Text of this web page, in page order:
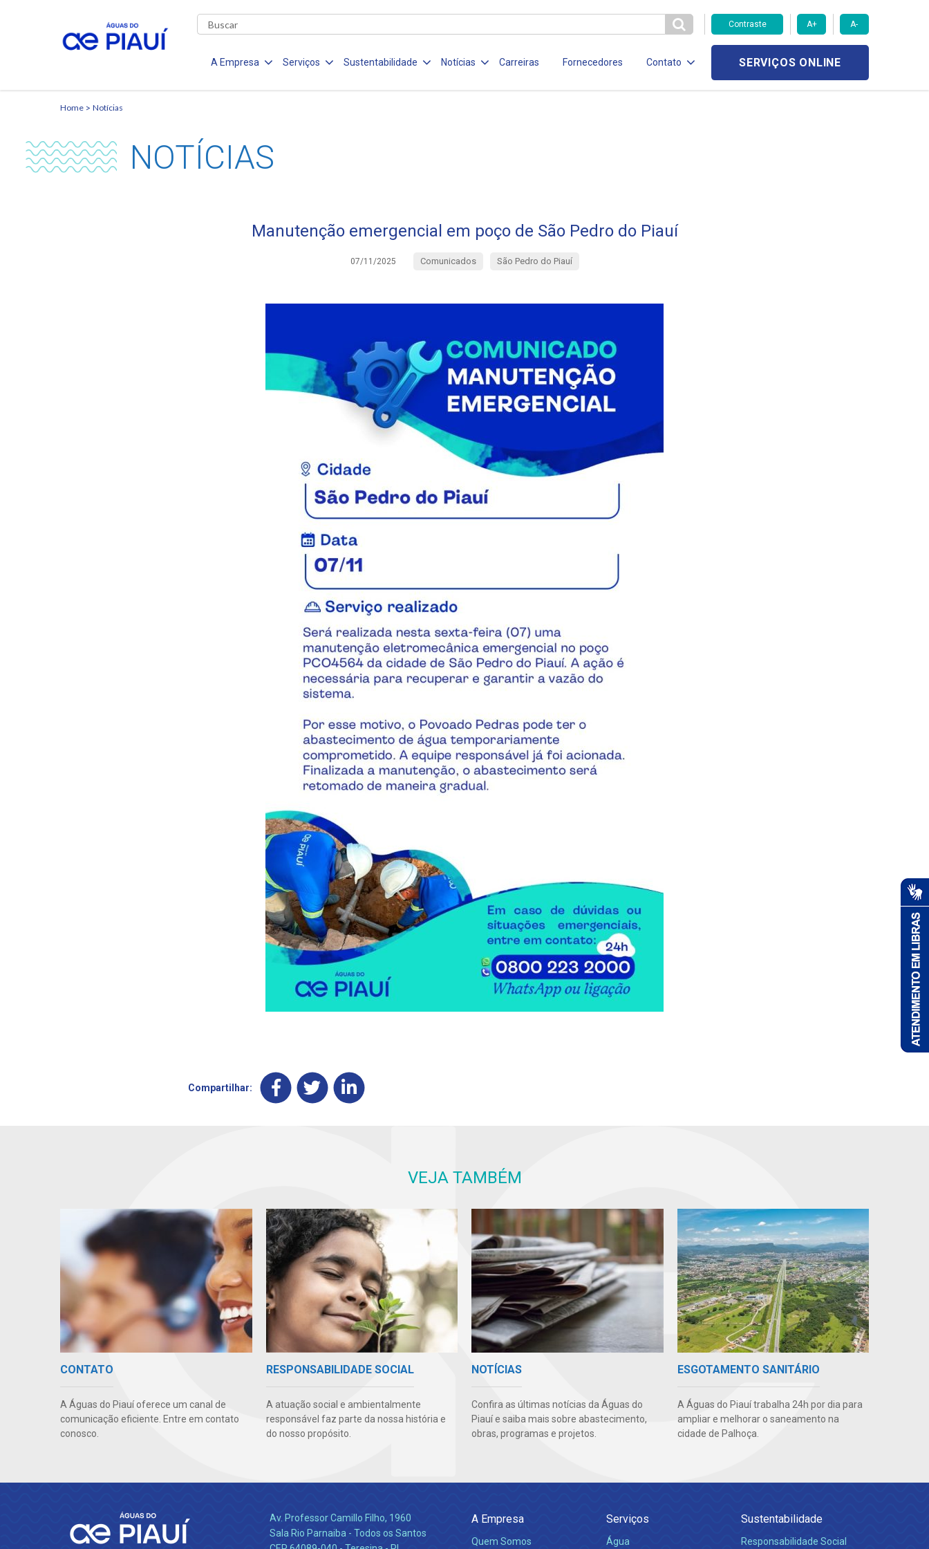
Contraste A+ A-
A Empresa Serviços Sustentabilidade Notícias Carreiras Fornecedores Contato SERVIÇOS ONLINE
Home Notícias
NOTÍCIAS
Manutenção emergencial em poço de São Pedro do Piauí
07/11/2025 Comunicados São Pedro do Piauí
Compartilhar:
VEJA TAMBÉM
CONTATO
A Águas do Piauí oferece um canal de
comunicação eficiente. Entre em contato
conosco.
RESPONSABILIDADE SOCIAL
A atuação social e ambientalmente
responsável faz parte da nossa história e
do nosso propósito.
NOTÍCIAS
Confira as últimas notícias da Águas do
Piauí e saiba mais sobre abastecimento,
obras, programas e projetos.
ESGOTAMENTO SANITÁRIO
A Águas do Piauí trabalha 24h por dia para
ampliar e melhorar o saneamento na
cidade de Palhoça.
Av. Professor Camillo Filho, 1960
Sala Rio Parnaiba - Todos os Santos
A Empresa
Quem Somos
Serviços
Água
Sustentabilidade
Responsabilidade Social